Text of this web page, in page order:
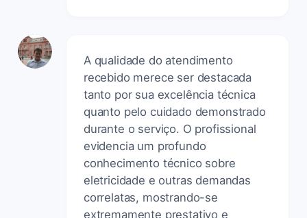
A qualidade do atendimento
recebido merece ser destacada
tanto por sua excelência técnica
quanto pelo cuidado demonstrado
durante o serviço. O profissional
evidencia um profundo
conhecimento técnico sobre
eletricidade e outras demandas
correlatas, mostrando-se
extremamente prestativo e